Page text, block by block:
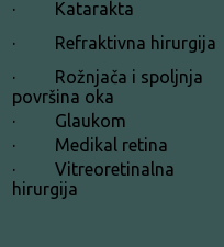
· Katarakta
· Refraktivna hirurgija
· Rožnjača i spoljnja
površina oka
· Glaukom
· Medikal retina
· Vitreoretinalna
hirurgija